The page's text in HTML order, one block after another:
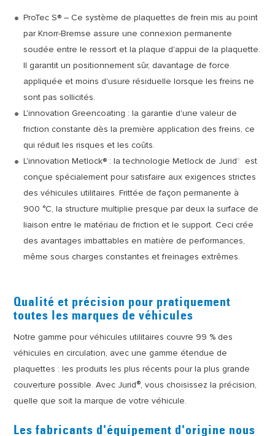
ProTec S® – Ce système de plaquettes de frein mis au point
par Knorr-Bremse assure une connexion permanente
soudée entre le ressort et la plaque d'appui de la plaquette.
Il garantit un positionnement sûr, davantage de force
appliquée et moins d'usure résiduelle lorsque les freins ne
sont pas sollicités.
L'innovation Greencoating : la garantie d'une valeur de
friction constante dès la première application des freins, ce
qui réduit les risques et les coûts.
L'innovation Metlock® : la technologie Metlock de Jurid©
est
conçue spécialement pour satisfaire aux exigences strictes
des véhicules utilitaires. Frittée de façon permanente à
900 °C, la structure multiplie presque par deux la surface de
liaison entre le matériau de friction et le support. Ceci crée
des avantages imbattables en matière de performances,
même sous charges constantes et freinages extrêmes.
Qualité et précision pour pratiquement
toutes les marques de véhicules
Notre gamme pour véhicules utilitaires couvre 99 % des
véhicules en circulation, avec une gamme étendue de
plaquettes : les produits les plus récents pour la plus grande
couverture possible. Avec Jurid®, vous choisissez la précision,
quelle que soit la marque de votre véhicule.
Les fabricants d'équipement d'origine nous